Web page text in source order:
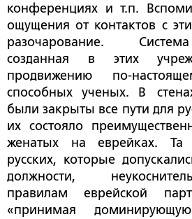
конференциях и т.п.
ощущения от контактов с
разочарование.
созданная в этих
продвижению по-
способных ученых. В
были закрыты все пути для
их состояло
женатых на еврейках. Та
русских, которые
должности,
правилам еврейской
«принимая